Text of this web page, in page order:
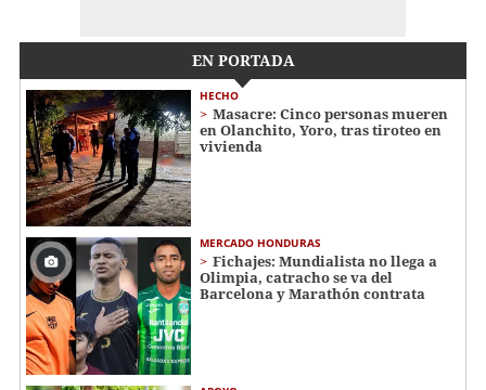
EN PORTADA
HECHO
Masacre: Cinco personas mueren
en Olanchito, Yoro, tras tiroteo en
vivienda
MERCADO HONDURAS
Fichajes: Mundialista no llega a
Olimpia, catracho se va del
Barcelona y Marathón contrata